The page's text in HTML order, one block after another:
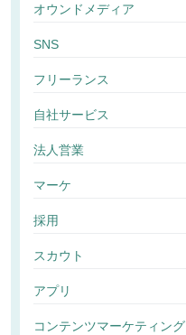
オウンドメディア
SNS
フリーランス
自社サービス
法人営業
マーケ
採用
スカウト
アプリ
コンテンツマーケティング